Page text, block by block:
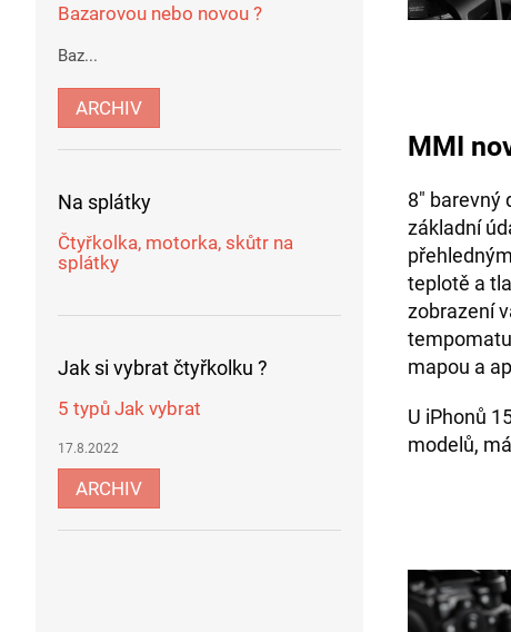
Bazarovou nebo novou ?
Baz...
ARCHIV
Na splátky
Čtyřkolka, motorka, skůtr na
splátky
Jak si vybrat čtyřkolku ?
5 typů Jak vybrat
17.8.2022
ARCHIV
MMI
8″
základní
teplotě a
zobrazení
mapou a
U iPhonů
modelů,